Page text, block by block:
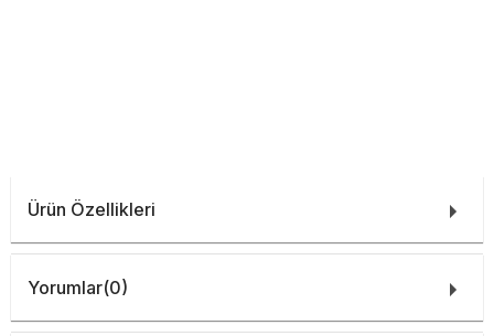
Ürün Özellikleri
Yorumlar(0)